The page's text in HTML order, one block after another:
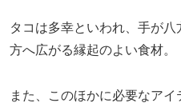
タコは多幸といわれ、手が
方へ広がる縁起のよい食材。
また、このほかに必要なアイ